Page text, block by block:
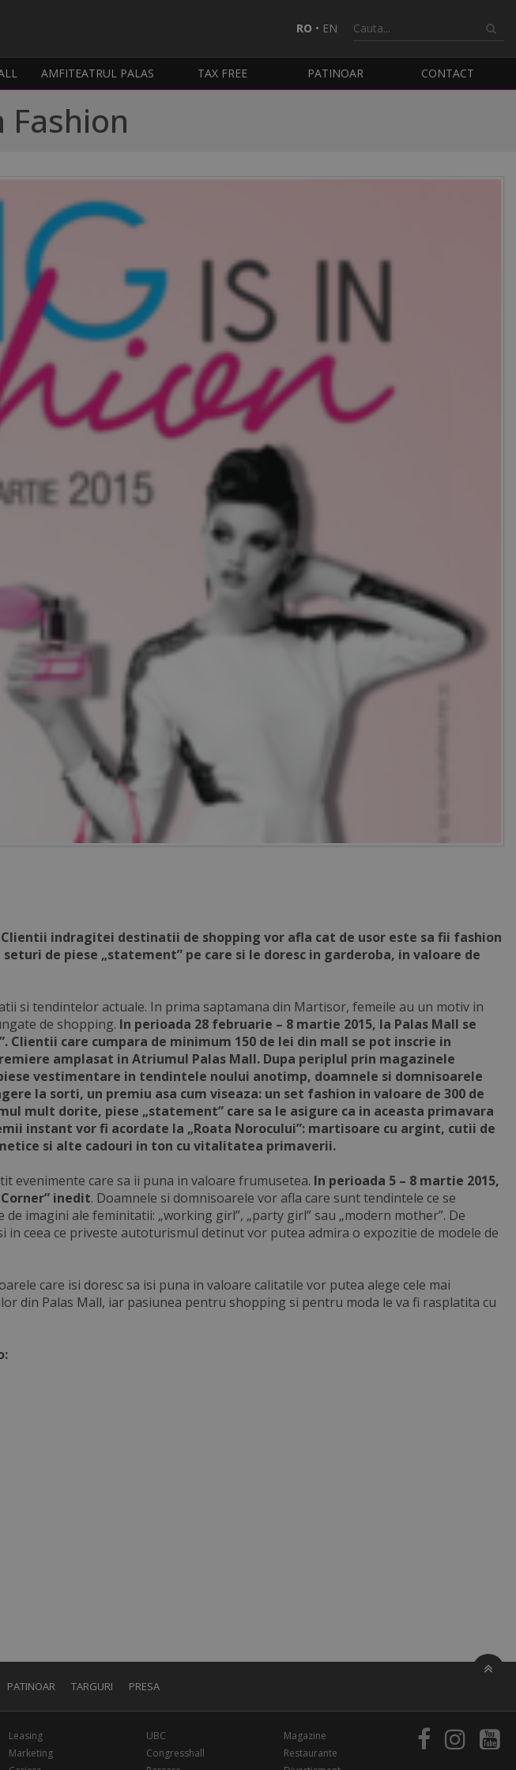
RO • EN
AMFITEATRUL PALAS TAX FREE PATINOAR CONTACT
Fashion
indragitei destinatii de shopping vor afla cat de usor este sa fii fashion
de piese „statement” pe care si le doresc in garderoba, in valoare de
si tendintelor actuale. In prima saptamana din Martisor, femeile au un motiv in
de shopping. In perioada 28 februarie – 8 martie 2015, la Palas Mall se
Clientii care cumpara de minimum 150 de lei din mall se pot inscrie in
amplasat in Atriumul Palas Mall. Dupa periplul prin magazinele
vestimentare in tendintele noului anotimp, doamnele si domnisoarele
la sorti, un premiu asa cum viseaza: un set fashion in valoare de 300 de
mult dorite, piese „statement” care sa le asigure ca in aceasta primavara
instant vor fi acordate la „Roata Norocului”: martisoare cu argint, cutii de
si alte cadouri in ton cu vitalitatea primaverii.
evenimente care sa ii puna in valoare frumusetea. In perioada 5 – 8 martie 2015,
inedit. Doamnele si domnisoarele vor afla care sunt tendintele ce se
imagini ale feminitatii: „working girl”, „party girl” sau „modern mother”. De
in ceea ce priveste autoturismul detinut vor putea admira o expozitie de modele de
care isi doresc sa isi puna in valoare calitatile vor putea alege cele mai
din Palas Mall, iar pasiunea pentru shopping si pentru moda le va fi rasplatita cu
PATINOAR TARGURI PRESA
Leasing
Marketing
UBC
Congresshall
Magazine
Restaurante